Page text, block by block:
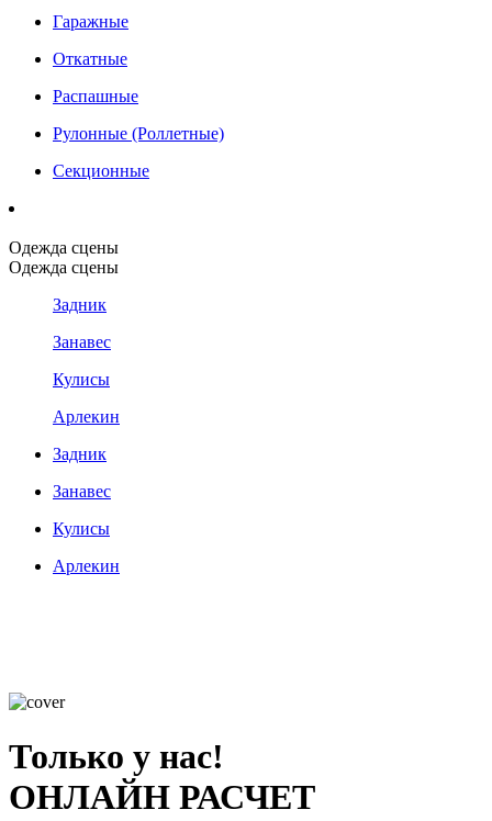
Гаражные
Откатные
Распашные
Рулонные (Роллетные)
Секционные
Одежда сцены
Одежда сцены
Задник
Занавес
Кулисы
Арлекин
Задник
Занавес
Кулисы
Арлекин
Только у нас!
ОНЛАЙН РАСЧЕТ